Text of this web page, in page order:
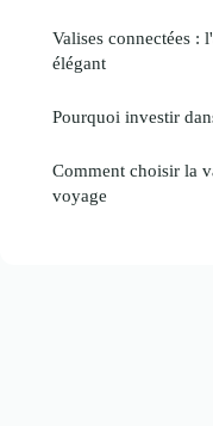
Valises connectées :
élégant
Pourquoi investir
Comment choisir la
voyage